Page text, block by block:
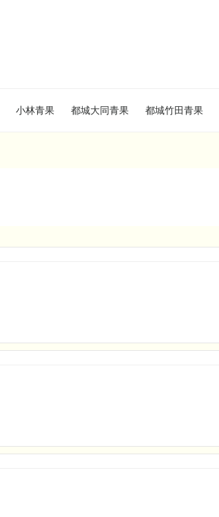
小林青果 都城大同青果 都城竹田青果